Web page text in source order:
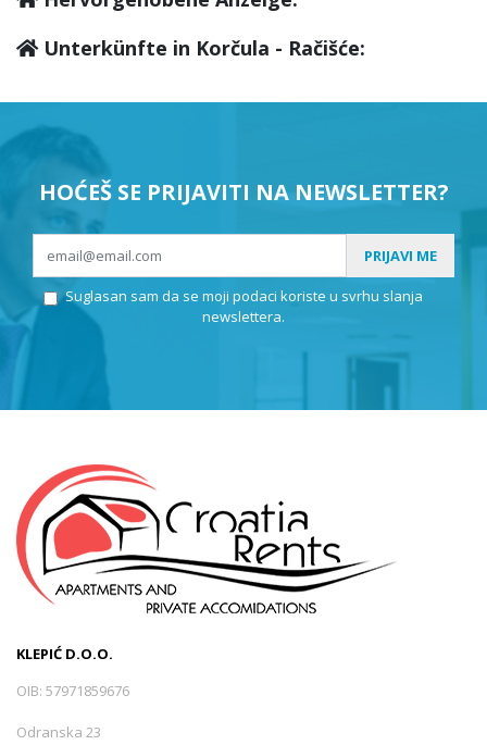
Unterkünfte in Korčula - Račišće:
HOĆEŠ SE PRIJAVITI NA NEWSLETTER?
PRIJAVI ME
Suglasan sam da se moji podaci koriste u svrhu slanja
newslettera.
KLEPIĆ D.O.O.
OIB: 57971859676
Odranska 23